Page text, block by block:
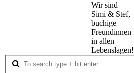
Wir sind
Simi & Stef,
buchige
Freundinnen
in allen
Lebenslagen!